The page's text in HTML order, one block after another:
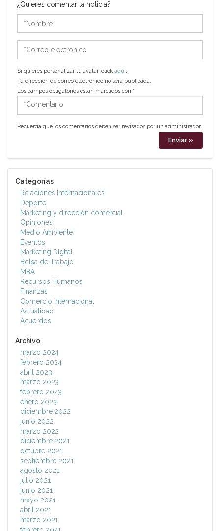
¿Quieres comentar la noticia?
electrónico
Si quieres personalizar tu avatar, click aquí.
Tu dirección de correo electrónico no será publicada.
Los campos obligatorios están marcados con *
*Comentario
Recuerda que los comentarios deben ser revisados por un administrador.
Categorías
Relaciones Internacionales
Deporte
Marketing y dirección comercial
Opiniones
Medio Ambiente
Eventos
Marketing Digital
Bolsa de Trabajo
MBA
Recursos Humanos
Finanzas
Comercio Internacional
Actualidad
Acuerdos
Archivo
marzo 2024
febrero 2024
abril 2023
marzo 2023
febrero 2023
enero 2023
diciembre 2022
junio 2022
marzo 2022
diciembre 2021
octubre 2021
septiembre 2021
agosto 2021
julio 2021
junio 2021
mayo 2021
abril 2021
marzo 2021